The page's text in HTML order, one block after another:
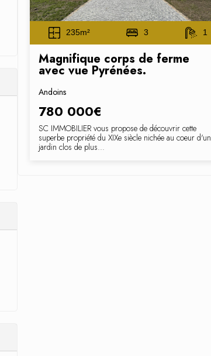
235m² 3 1
Magnifique corps de ferme
avec vue Pyrénées.
Andoins
780 000€
SC IMMOBILIER vous propose de découvrir cette
superbe propriété du XIXe siècle nichée au coeur d'un
jardin clos de plus...